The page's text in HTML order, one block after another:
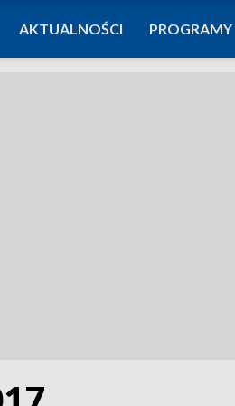
AKTUALNOŚCI PROGRAMY